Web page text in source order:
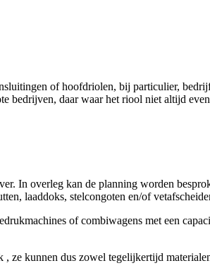
of hoofdriolen, bij particulier,
daar waar het riool niet altijd
In overleg kan de planning worden
laaddoks, stelcongoten en/of
of combiwagens met een
ze kunnen dus zowel tegelijkertijd